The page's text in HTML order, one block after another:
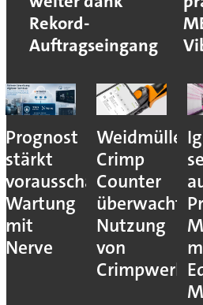
Rekord-
Auftragseingang
Prognost
stärkt
vorausschauende
Wartung
mit
Nerve
Weidmüller:
Crimp
Counter
überwacht
Nutzung
von